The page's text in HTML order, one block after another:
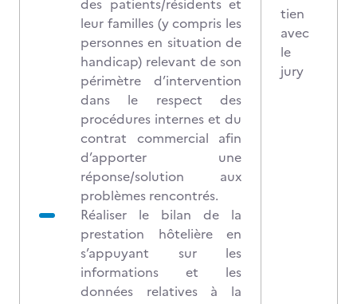
des patients/résidents et
leur familles (y compris les
personnes en situation de
handicap) relevant de son
périmètre d’intervention
dans le respect des
procédures internes et du
contrat commercial afin
d’apporter une
réponse/solution aux
problèmes rencontrés.
Réaliser le bilan de la
prestation hôtelière en
s’appuyant sur les
informations et les
données relatives à la
tien
avec
le
jury